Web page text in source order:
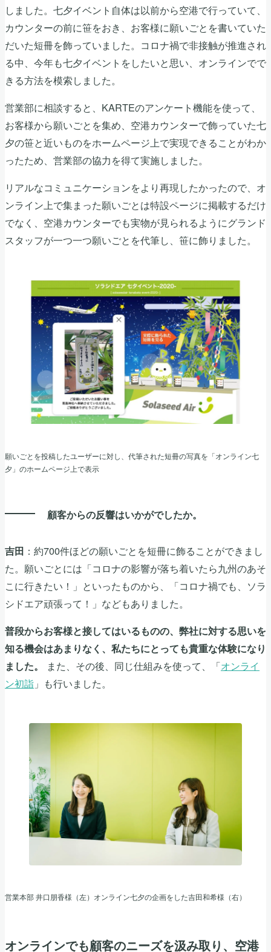
しました。七夕イベント自体は以前から空港で行っていて、
カウンターの前に笹をおき、お客様に願いごとを書いていた
だいた短冊を飾っていました。コロナ禍で非接触が推進され
る中、今年も七夕イベントをしたいと思い、オンラインでで
きる方法を模索しました。
営業部に相談すると、KARTEのアンケート機能を使って、
お客様から願いごとを集め、空港カウンターで飾っていた七
夕の笹と近いものをホームページ上で実現できることがわか
ったため、営業部の協力を得て実施しました。
リアルなコミュニケーションをより再現したかったので、オ
ンライン上で集まった願いごとは特設ページに掲載するだけ
でなく、空港カウンターでも実物が見られるようにグランド
スタッフが一つ一つ願いごとを代筆し、笹に飾りました。
願いごとを投稿したユーザーに対し、代筆された短冊の写真を「オンライン七
夕」のホームページ上で表示
顧客からの反響はいかがでしたか。
吉田 ：約700件ほどの願いごとを短冊に飾ることができまし
た。願いごとには「コロナの影響が落ち着いたら九州のあそ
こに行きたい！」といったものから、「コロナ禍でも、ソラ
シドエア頑張って！」などもありました。
普段からお客様と接してはいるものの、弊社に対する思いを
知る機会はあまりなく、私たちにとっても貴重な体験になり
ました。
また、その後、同じ仕組みを使って、「オンライ
ン初詣 」も行いました。
営業本部 井口朋香様（左）オンライン七夕の企画をした吉田和希様（右）
オンラインでも顧客のニーズを汲み取り、空港